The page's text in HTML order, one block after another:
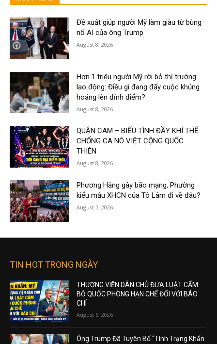
Đề xuất giúp người Mỹ làm giàu từ bùng
nổ AI của ông Trump
August 8, 2026
Hơn 1 triệu người Mỹ rời bỏ thị trường
lao động: Điều gì đang đẩy cuộc khủng
hoảng lên đỉnh điểm?
August 8, 2026
QUẬN CAM – BIỂU TÌNH ĐẦY KHÍ THẾ
CHỐNG CA NÔ VIỆT CỘNG QUỐC
THIÊN
August 8, 2026
Phương Hằng gây bão mạng, Phường
kiểu mẫu XHCN của Tô Lâm đi về đâu?
August 7, 2026
TIN HOT TRONG NGÀY
THƯỢNG VIỆN DÂN CHỦ ĐƯA LUẬT CẤM
BỘ QUỐC PHÒNG HẠN CHẾ ĐỐI VỚI BÁO
CHÍ
August 6, 2026
Ông Trump Đã Tuyên Bố “Tình Trạng Khẩn